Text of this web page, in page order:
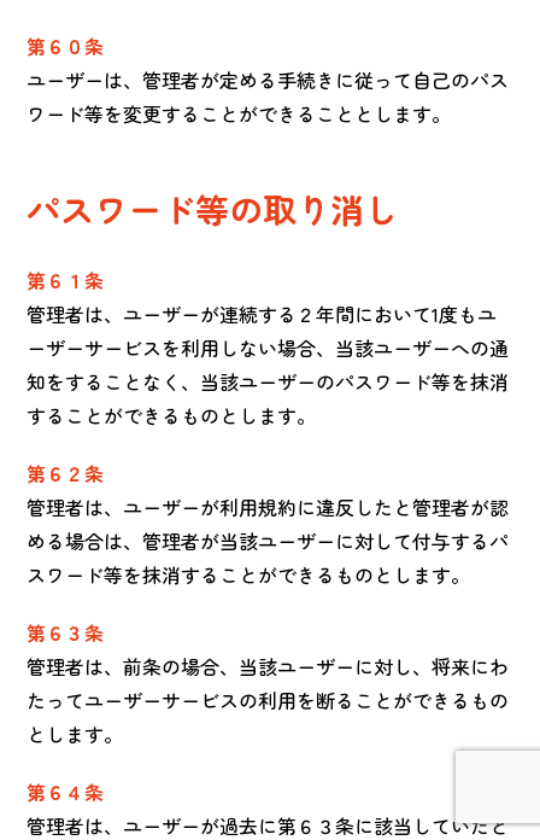
第６０条
ユーザーは、管理者が定める手続きに従って自己のパス
ワード等を変更することができることとします。
パスワード等の取り消し
第６１条
管理者は、ユーザーが連続する２年間において1度もユ
ーザーサービスを利用しない場合、当該ユーザーへの通
知をすることなく、当該ユーザーのパスワード等を抹消
することができるものとします。
第６２条
管理者は、ユーザーが利用規約に違反したと管理者が認
める場合は、管理者が当該ユーザーに対して付与するパ
スワード等を抹消することができるものとします。
第６３条
管理者は、前条の場合、当該ユーザーに対し、将来にわ
たってユーザーサービスの利用を断ることができるもの
とします。
第６４条
管理者は、ユーザーが過去に第６３条に該当していたと